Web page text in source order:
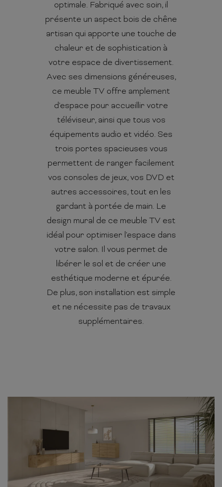
optimale. Fabriqué avec soin, il
présente un aspect bois de chêne
artisan qui apporte une touche de
chaleur et de sophistication à
votre espace de divertissement.
Avec ses dimensions généreuses,
ce meuble TV offre amplement
d'espace pour accueillir votre
téléviseur, ainsi que tous vos
équipements audio et vidéo. Ses
trois portes spacieuses vous
permettent de ranger facilement
vos consoles de jeux, vos DVD et
autres accessoires, tout en les
gardant à portée de main. Le
design mural de ce meuble TV est
idéal pour optimiser l'espace dans
votre salon. Il vous permet de
libérer le sol et de créer une
esthétique moderne et épurée.
De plus, son installation est simple
et ne nécessite pas de travaux
supplémentaires.